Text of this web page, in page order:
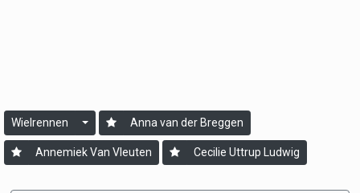
Wielrennen Anna van der Breggen
Annemiek Van Vleuten Cecilie Uttrup Ludwig